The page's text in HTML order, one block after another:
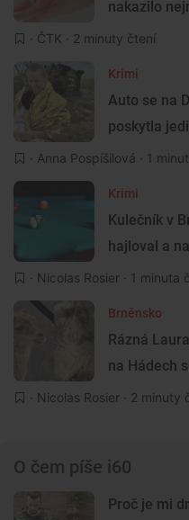
nakazilo
· ČTK · 2 minuty čtení
Krimi
Auto se na
poskytla
· Anna Pospíšilová · 1
Krimi
Kulečník v
hajloval a
· Nicolas Rosier · 1 minuta
Brněnsko
Rázná
na Hádech
· Nicolas Rosier · 2 minuty
O čem píše i60
Proč je mi